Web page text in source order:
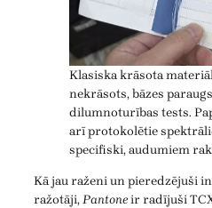
Klasiska krāsota
nekrāsots, bāzes
dilumnoturības tests.
arī protokolētie
specifiski, audumiem
Kā jau raženi un pieredzējuši
ražotāji,Pantoneir radījuši